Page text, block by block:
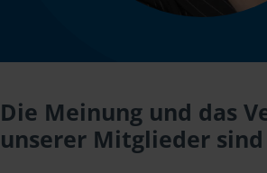
Die Meinung und das
unserer Mitglieder